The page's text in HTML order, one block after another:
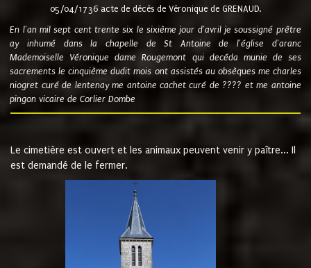
05/04/1736 acte de décès de Véronique de GRENAUD.
En l'an mil sept cent trente six le sixième jour d'avril je soussigné prêtre
ay inhumé dans la chapelle de St Antoine de l'église d'aranc
Mademoiselle Véronique dame Rougemont qui decéda munie de ses
sacrements le cinquième dudit mois ont assistés au obsèques me charles
niogret curé de lentenay me antoine cachet curé de ???? et me antoine
pingon vicaire de Corlier Dombe
Le cimetière est ouvert et les animaux peuvent venir y paître... Il
est demandé de le fermer.